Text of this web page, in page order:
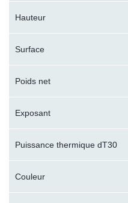
Hauteur
Surface
Poids net
Exposant
Puissance thermique dT30
Couleur